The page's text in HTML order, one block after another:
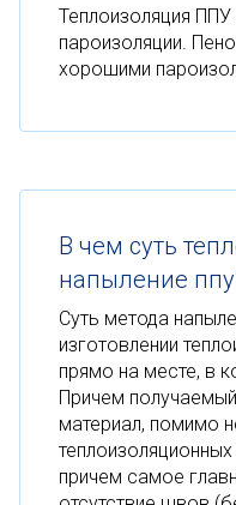
Теплоизоляция
пароизоляции.
хорошими
В чем суть
напыление
Суть метода
изготовлении
прямо на месте, в
Причем
материал, помимо
причем самое